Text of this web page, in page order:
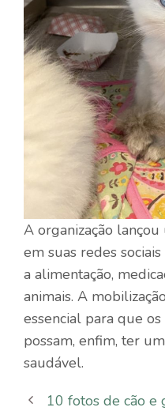
A organização lançou
em suas redes
a alimentação,
animais. A
essencial para que
possam, enfim, ter
saudável.
10 fotos de cão e